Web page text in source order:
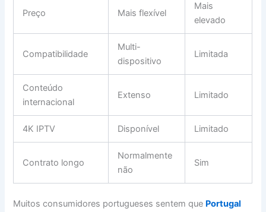
Preço Mais flexível
Mais
elevado
Compatibilidade
Multi-
dispositivo
Limitada
Conteúdo
internacional
Extenso Limitado
4K IPTV Disponível Limitado
Contrato longo
Normalmente
não
Sim
Muitos consumidores portugueses sentem que Portugal